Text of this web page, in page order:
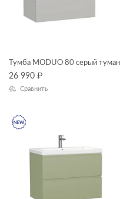
Тумба MODUO 80 серый туман
26 990 ₽
Сравнить